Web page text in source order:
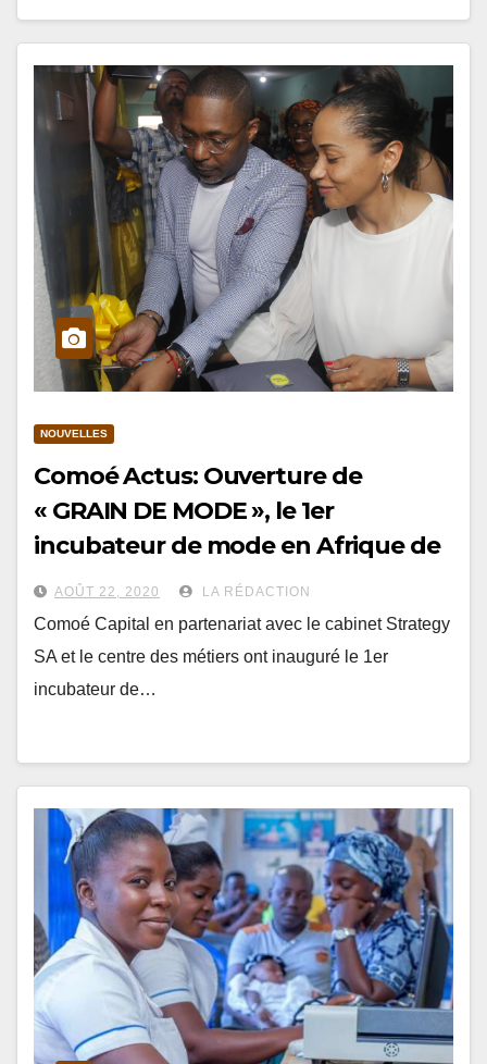
NOUVELLES
Comoé Actus: Ouverture de
« GRAIN DE MODE », le 1er
incubateur de mode en Afrique de
l’Ouest
AOÛT 22, 2020 LA RÉDACTION
Comoé Capital en partenariat avec le cabinet Strategy
SA et le centre des métiers ont inauguré le 1er
incubateur de…